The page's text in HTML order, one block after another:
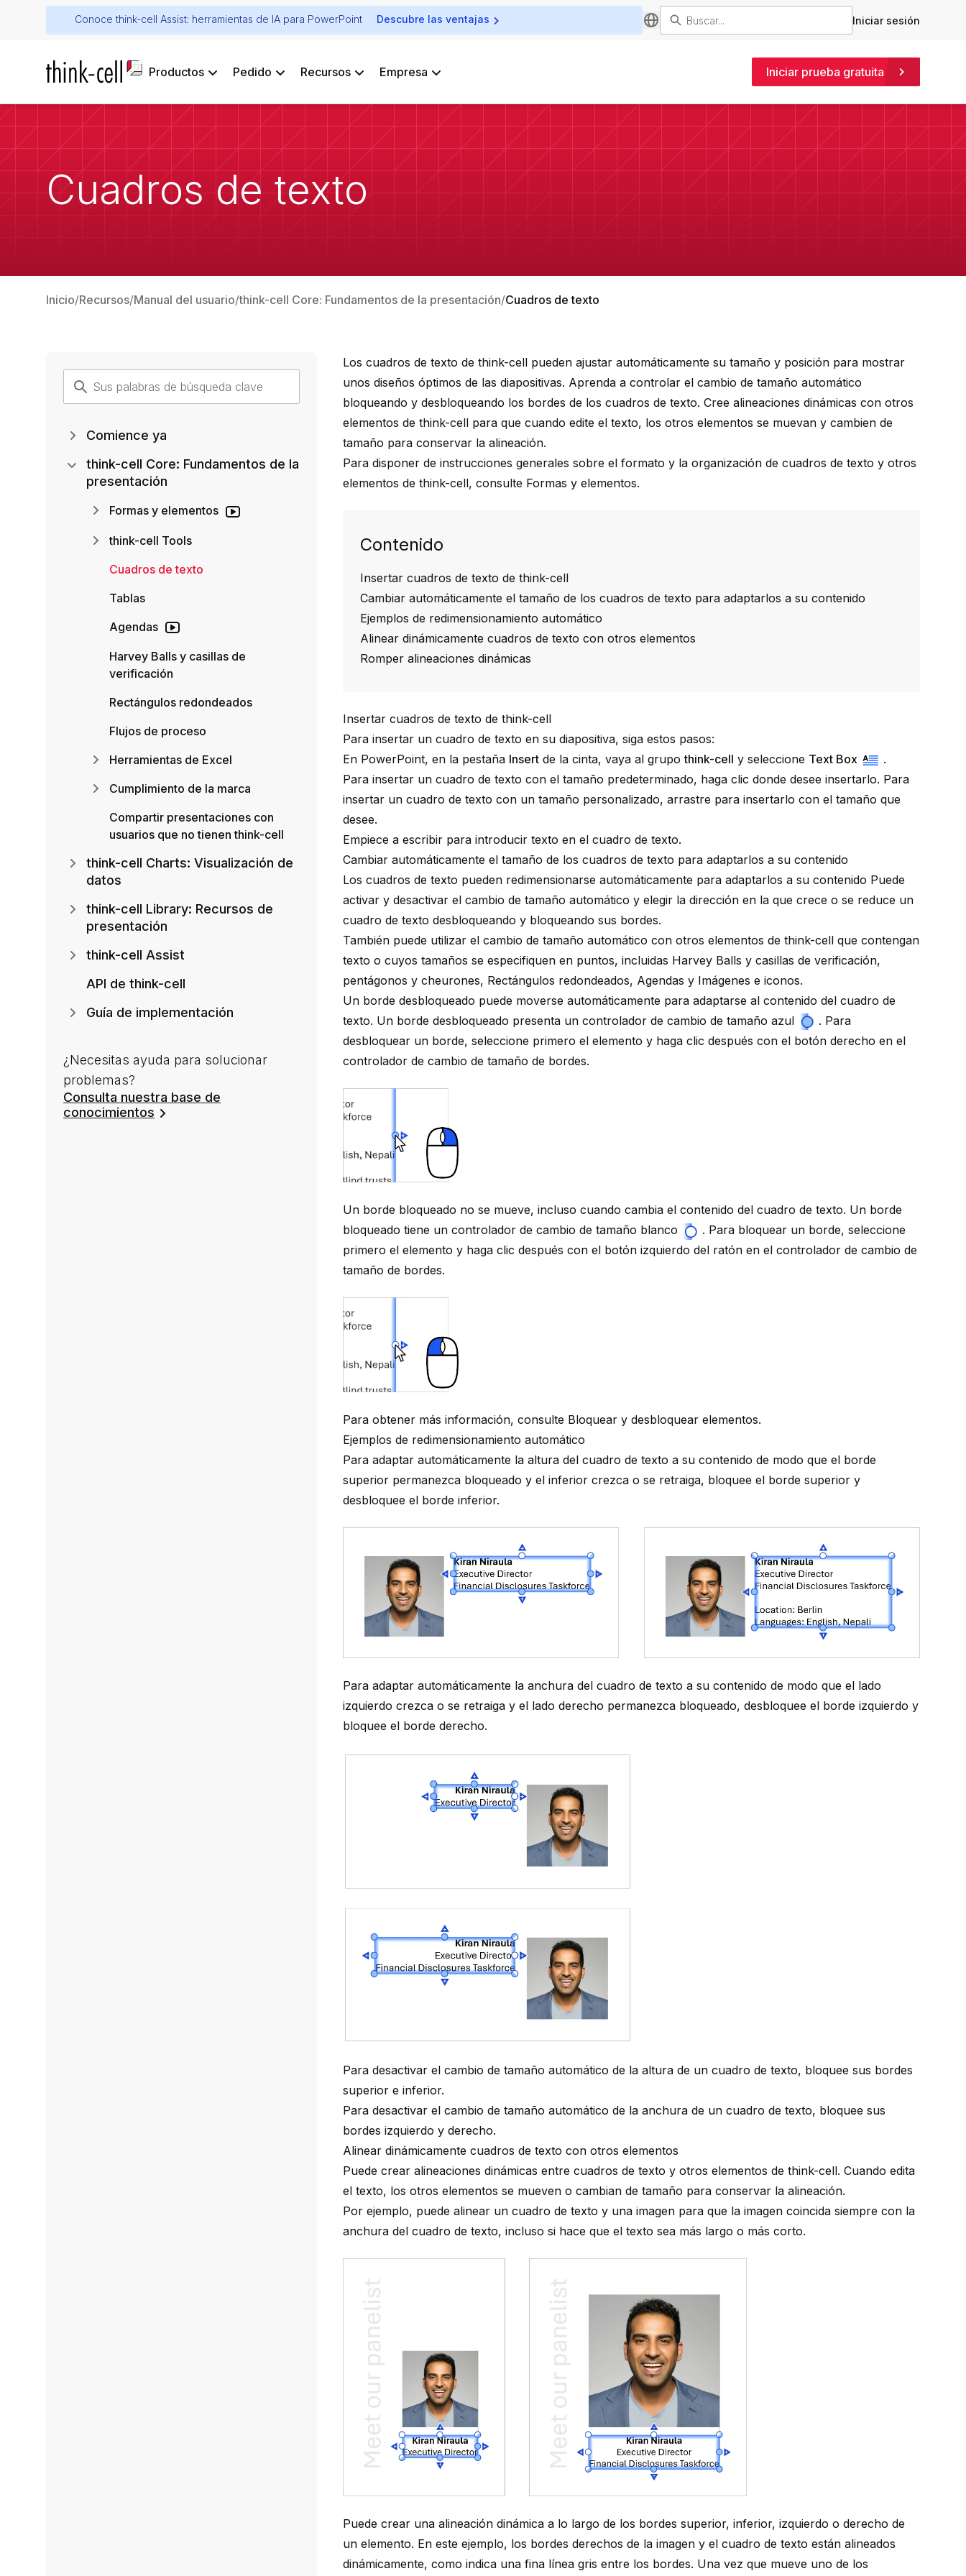
Conoce think-cell Assist: herramientas de IA para PowerPoint Descubre las ventajas Iniciar sesión
Productos Pedido Recursos Empresa Iniciar prueba gratuita
Cuadros de texto
Inicio Recursos Manual del usuario think-cell Core: Fundamentos de la presentación Cuadros de texto
Los cuadros de texto dethink-cell pueden ajustar automáticamente su tamaño y posición para mostrar
unos diseños óptimos de las diapositivas. Aprenda a controlar el cambio de tamaño automático
bloqueando y desbloqueando los bordes de los cuadros de texto. Cree alineaciones dinámicas con otros
elementos dethink-cell para que cuando edite el texto, los otros elementos se muevan y cambien de
tamaño para conservar la alineación.
Para disponer de instrucciones generales sobre el formato y la organización de cuadros de texto y otros
elementos dethink-cell, consulte Formas y elementos.
Contenido
Insertar cuadros de texto de think-cell
Cambiar automáticamente el tamaño de los cuadros de texto para adaptarlos a su contenido
Ejemplos de redimensionamiento automático
Alinear dinámicamente cuadros de texto con otros elementos
Romper alineaciones dinámicas
Insertar cuadros de texto de think-cell
Para insertar un cuadro de texto en su diapositiva, siga estos pasos:
En PowerPoint, en la pestaña Insert de la cinta, vaya al grupothink-cell y seleccione Text Box
.
Para insertar un cuadro de texto con el tamaño predeterminado, haga clic donde desee insertarlo. Para
insertar un cuadro de texto con un tamaño personalizado, arrastre para insertarlo con el tamaño que
desee.
Empiece a escribir para introducir texto en el cuadro de texto.
Cambiar automáticamente el tamaño de los cuadros de texto para adaptarlos a su contenido
Los cuadros de texto pueden redimensionarse automáticamente para adaptarlos a su contenido Puede
activar y desactivar el cambio de tamaño automático y elegir la dirección en la que crece o se reduce un
cuadro de texto desbloqueando y bloqueando sus bordes.
También puede utilizar el cambio de tamaño automático con otros elementos dethink-cell que contengan
texto o cuyos tamaños se especifiquen en puntos, incluidas Harvey Balls y casillas de verificación,
pentágonos y cheurones, Rectángulos redondeados, Agendas y Imágenes e iconos.
Un borde desbloqueado puede moverse automáticamente para adaptarse al contenido del cuadro de
texto. Un borde desbloqueado presenta un controlador decambio de tamaño azul . Para
desbloquear un borde, seleccione primero el elemento y haga clic después con el botón derecho en el
controlador de cambio de tamaño de bordes.
Un borde bloqueado no se mueve, incluso cuando cambia el contenido del cuadro de texto. Un borde
bloqueado tiene un controlador decambio de tamaño blanco . Para bloquear un borde, seleccione
primero el elemento y haga clic después con el botón izquierdo del ratón en el controlador de cambio de
tamaño de bordes.
Para obtener más información, consulte Bloquear y desbloquear elementos.
Ejemplos de redimensionamiento automático
Para adaptar automáticamente la altura del cuadro de texto a su contenido de modo que el borde
superior permanezca bloqueado y el inferior crezca o se retraiga, bloquee el borde superior y
desbloquee el borde inferior.
Para adaptar automáticamente la anchura del cuadro de texto a su contenido de modo que el lado
izquierdo crezca o se retraiga y el lado derecho permanezca bloqueado, desbloquee el borde izquierdo y
bloquee el borde derecho.
Para desactivar el cambio de tamaño automático de la altura de un cuadro de texto, bloquee sus bordes
superior e inferior.
Para desactivar el cambio de tamaño automático de la anchura de un cuadro de texto, bloquee sus
bordes izquierdo y derecho.
Alinear dinámicamente cuadros de texto con otros elementos
Puede crear alineaciones dinámicas entre cuadros de texto y otros elementos dethink-cell. Cuando edita
el texto, los otros elementos se mueven o cambian de tamaño para conservar la alineación.
Por ejemplo, puede alinear un cuadro de texto y una imagen para que la imagen coincida siempre con la
anchura del cuadro de texto, incluso si hace que el texto sea más largo o más corto.
Puede crear una alineación dinámica a lo largo de los bordes superior, inferior, izquierdo o derecho de
un elemento. En este ejemplo, los bordes derechos de la imagen y el cuadro de texto están alineados
dinámicamente, como indica una fina línea gris entre los bordes. Una vez que mueve uno de los
Comience ya
think-cell Core: Fundamentos de la
presentación
Formas y elementos
think-cell Tools
Cuadros de texto
Tablas
Agendas
Harvey Balls y casillas de
verificación
Rectángulos redondeados
Flujos de proceso
Herramientas de Excel
Cumplimiento de la marca
Compartir presentaciones con
usuarios que no tienen think-cell
think-cell Charts: Visualización de
datos
think-cell Library: Recursos de
presentación
think-cell Assist
API de think-cell
Guía de implementación
¿Necesitas ayuda para solucionar
problemas?
Consulta nuestra base de
conocimientos